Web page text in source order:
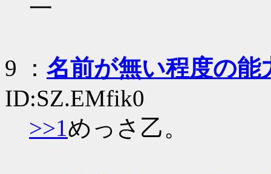
一
9 ： 名前が無い程度の能
ID:SZ.EMfik0
>>1めっさ乙。